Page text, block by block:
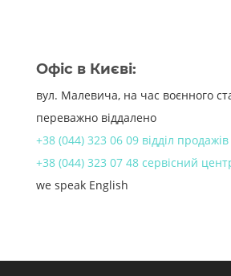
Офіс в Києві:
вул. Малевича, на час воєнного
переважно віддалено
+38 (044) 323 06 09 відділ продажів
+38 (044) 323 07 48 сервісний
we speak English